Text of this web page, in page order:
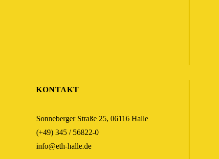
KONTAKT
Sonneberger Straße 25, 06116 Halle
(+49) 345 / 56822-0
info@eth-halle.de